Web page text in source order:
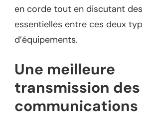
en corde tout en discutant
essentielles entre ces deux
d’équipements.
Une meilleure
transmission des
communications